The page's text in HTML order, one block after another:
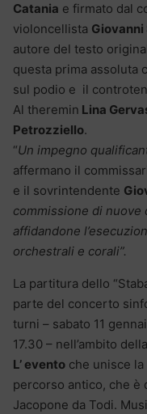
Catania e firmato dal
violoncellista Giovanni
autore del testo
questa prima assoluta
sul podio e il
Al theremin Lina
Petrozziello.
“Un impegno
affermano il
e il sovrintendente
commissione di
affidandone
orchestrali e corali”.
La partitura dello
parte del concerto
turni – sabato 11
17.30 – nell’ambito
L’ evento che unisce
percorso antico, che è
Jacopone da Todi.